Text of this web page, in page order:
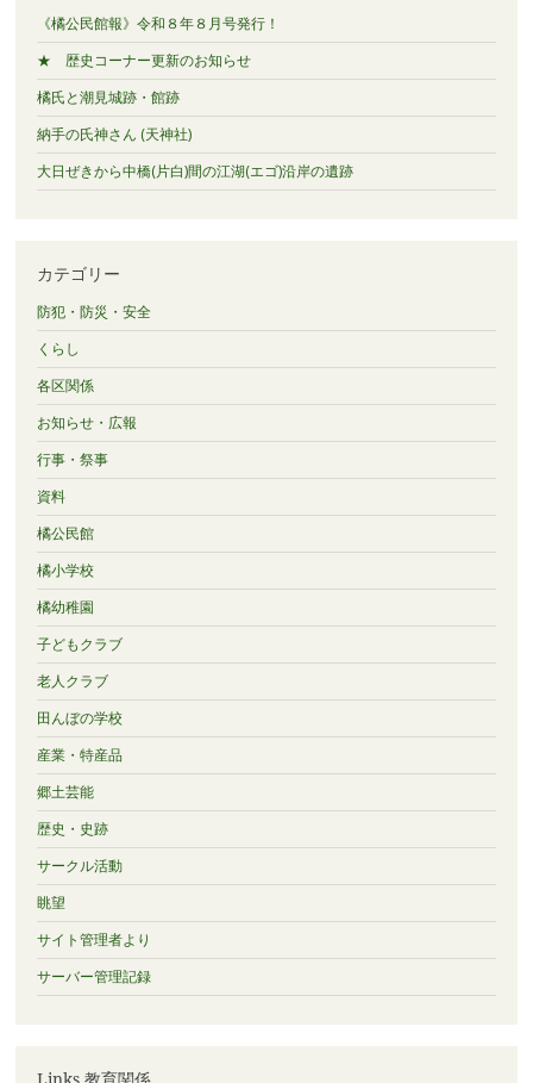
《橘公民館報》令和８年８月号発行！
★ 歴史コーナー更新のお知らせ
橘氏と潮見城跡・館跡
納手の氏神さん (天神社)
大日ぜきから中橋(片白)間の江湖(エゴ)沿岸の遺跡
カテゴリー
防犯・防災・安全
くらし
各区関係
お知らせ・広報
行事・祭事
資料
橘公民館
橘小学校
橘幼稚園
子どもクラブ
老人クラブ
田んぼの学校
産業・特産品
郷土芸能
歴史・史跡
サークル活動
眺望
サイト管理者より
サーバー管理記録
Links 教育関係